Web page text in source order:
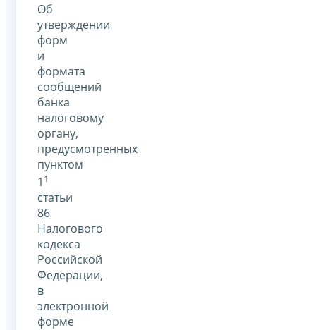
Об
утверждении
форм
и
формата
сообщений
банка
налоговому
органу,
предусмотренных
пунктом
1 1
статьи
86
Налогового
кодекса
Российской
Федерации,
в
электронной
форме